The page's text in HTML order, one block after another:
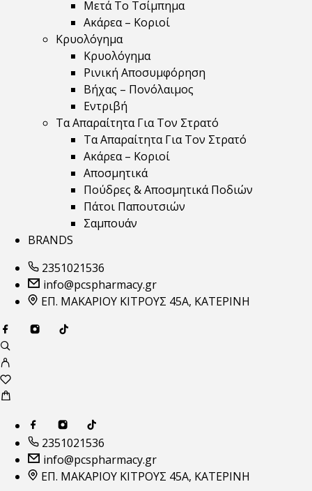
Μετά Το Τσίμπημα
Ακάρεα – Κοριοί
Κρυολόγημα
Κρυολόγημα
Ρινική Αποσυμφόρηση
Βήχας – Πονόλαιμος
Εντριβή
Τα Απαραίτητα Για Τον Στρατό
Τα Απαραίτητα Για Τον Στρατό
Ακάρεα – Κοριοί
Αποσμητικά
Πούδρες & Αποσμητικά Ποδιών
Πάτοι Παπουτσιών
Σαμπουάν
BRANDS
2351021536
info@pcspharmacy.gr
ΕΠ. ΜΑΚΑΡΙΟΥ ΚΙΤΡΟΥΣ 45Α, ΚΑΤΕΡΙΝΗ
2351021536
info@pcspharmacy.gr
ΕΠ. ΜΑΚΑΡΙΟΥ ΚΙΤΡΟΥΣ 45Α, ΚΑΤΕΡΙΝΗ